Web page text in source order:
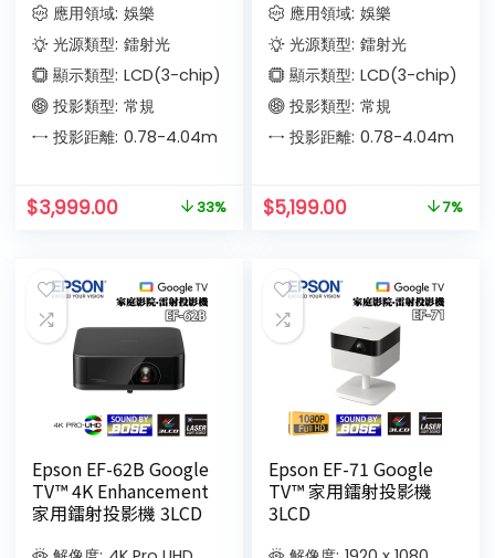
應用領域: 娛樂
光源類型: 鐳射光
顯示類型: LCD(3-chip)
投影類型: 常規
投影距離: 0.78-4.04m
$3,999.00 33%
應用領域: 娛樂
光源類型: 鐳射光
顯示類型: LCD(3-chip)
投影類型: 常規
投影距離: 0.78-4.04m
$5,199.00 7%
Epson EF-62B Google
TV™ 4K Enhancement
家用鐳射投影機 3LCD
Epson EF-71 Google
TV™ 家用鐳射投影機
3LCD